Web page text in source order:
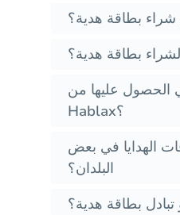
بطاقة هدية؟
لشراء بطاقة هدية؟
الحصول عليها من
Hablax؟
الهدايا في بعض
البلدان؟
بطاقة هدية؟